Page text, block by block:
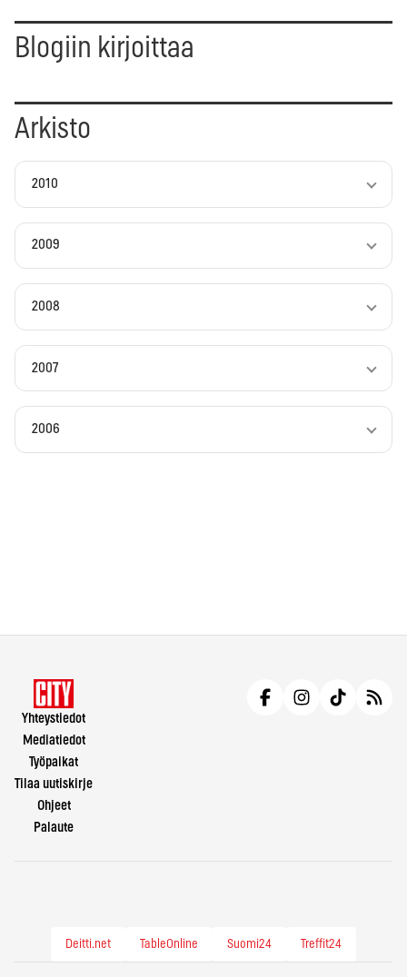
Blogiin kirjoittaa
Arkisto
2010
2009
2008
2007
2006
Yhteystiedot
Mediatiedot
Työpaikat
Tilaa uutiskirje
Ohjeet
Palaute
Deitti.net TableOnline Suomi24 Treffit24